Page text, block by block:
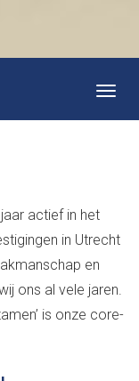
actief in het
in Utrecht
en
ons al vele jaren.
is onze core-